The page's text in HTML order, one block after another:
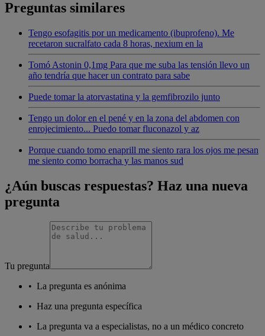
Preguntas similares
Tengo esofagitis por un medicamento (ibuprofeno). Me
recetaron sucralfato cada 8 horas, nexium en la
Tomó Astonin 0,1mg Para que me suba las tensión llevo un
año tendría que hacer un contrato para sabe
Puede tomar la atorvastatina y la gemfibrozilo junto
Tengo un dolor en el pené y en la zona del abdomen con
enrojecimiento... Puedo tomar fluconazol y az
Porque cuando tomo enaprill me siento rara los ojos me pesan
me siento como borracha y las manos sud
¿Aún buscas respuestas? Haz una nueva
pregunta
Tu pregunta
• La pregunta es anónima
• Haz una pregunta específica
• La pregunta va a especialistas, no a un médico concreto